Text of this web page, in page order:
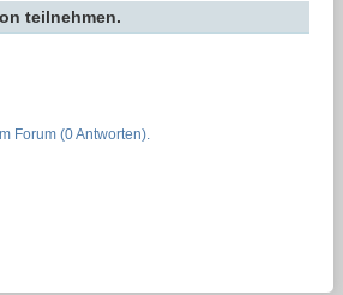
teilnehmen.
Forum (0 Antworten).